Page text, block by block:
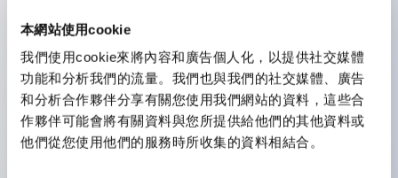
本網站使用cookie
我們使用cookie來將內容和廣告個人化，以提供社交媒體
功能和分析我們的流量。我們也與我們的社交媒體、廣告
和分析合作夥伴分享有關您使用我們網站的資料，這些合
作夥伴可能會將有關資料與您所提供給他們的其他資料或
他們從您使用他們的服務時所收集的資料相結合。
照明單元的低電壓類型（6～24V類型）預計自2026年1
月起逐步切換為新目錄型號產品
可搭載高電壓類型的LED燈泡，直連類型的額定使用電
壓最高可支援至240V。
不需要端子蓋。（不包括指示燈的直連類型）